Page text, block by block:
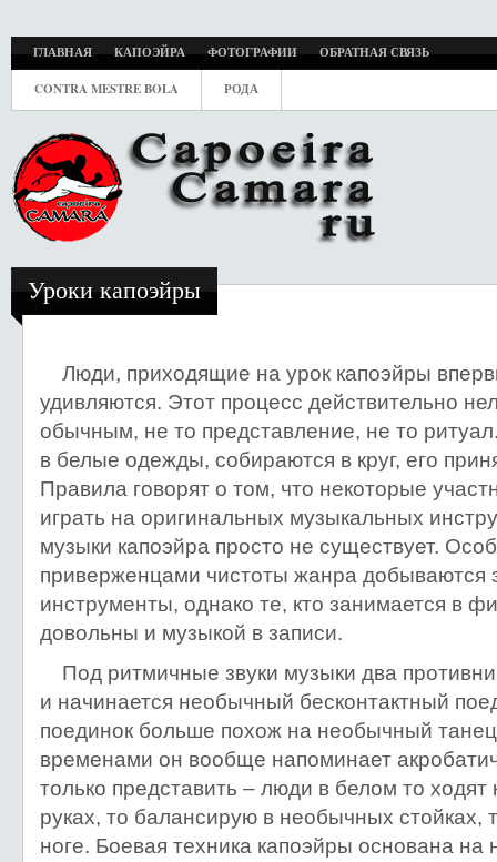
ГЛАВНАЯ КАПОЭЙРА ФОТОГРАФИИ ОБРАТНАЯ СВЯЗЬ
CONTRA MESTRE BOLA РОДА
Уроки капоэйры
Люди, приходящие на урок капоэйры
удивляются. Этот процесс действительно
обычным, не то представление, не то
в белые одежды, собираются в круг, его
Правила говорят о том, что некоторые
играть на оригинальных музыкальных
музыки капоэйра просто не существует.
приверженцами чистоты жанра добываются
инструменты, однако те, кто занимается в
довольны и музыкой в записи.
Под ритмичные звуки музыки два
и начинается необычный бесконтактный
поединок больше похож на необычный танец
временами он вообще напоминает
только представить – люди в белом то ходят
руках, то балансирую в необычных стойках,
ноге. Боевая техника капоэйры основана на